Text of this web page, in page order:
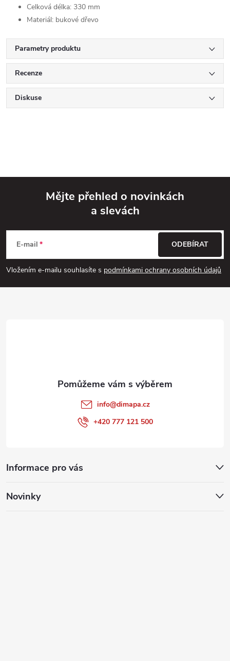
Celková délka: 330 mm
Materiál: bukové dřevo
Parametry produktu
Recenze
Diskuse
p
a
Mějte přehled o novinkách
a slevách
E-mail
Vložením e-mailu souhlasíte s podmínkami ochrany osobních údajů
ODEBÍRAT
Informace pro vás
Novinky
info@dimapa.cz
+420 777 121 500